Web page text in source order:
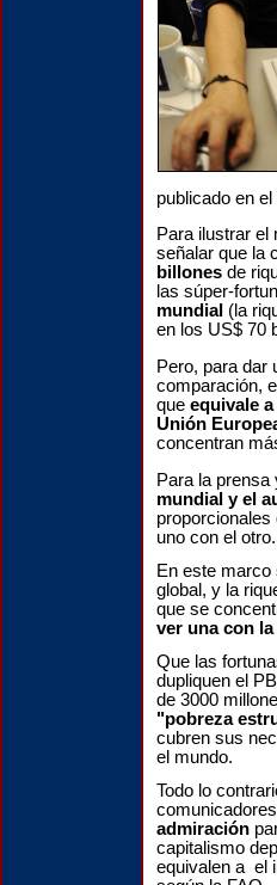
publicado en
Para ilustrar el
señalar que la
billones de
las súper-
mundial (la
en los US$ 70
Pero, para dar
comparación,
que equivale
Unión
concentran
Para la prensa
mundial y el
uno con el otro.
En este marco
global, y la
que se
ver una con
Que las
dupliquen el
de 3000
"pobreza
cubren sus
el mundo.
Todo lo
admiración
capitalismo
equivalen a el